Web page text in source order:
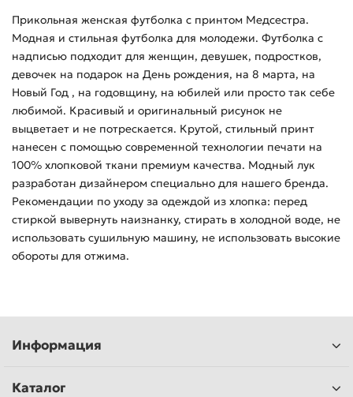
Прикольная женская футболка с принтом Медсестра.
Модная и стильная футболка для молодежи. Футболка с
надписью подходит для женщин, девушек, подростков,
девочек на подарок на День рождения, на 8 марта, на
Новый Год , на годовщину, на юбилей или просто так себе
любимой. Красивый и оригинальный рисунок не
выцветает и не потрескается. Крутой, стильный принт
нанесен с помощью современной технологии печати на
100% хлопковой ткани премиум качества. Модный лук
разработан дизайнером специально для нашего бренда.
Рекомендации по уходу за одеждой из хлопка: перед
стиркой вывернуть наизнанку, стирать в холодной воде, не
использовать сушильную машину, не использовать высокие
обороты для отжима.
Информация
Каталог